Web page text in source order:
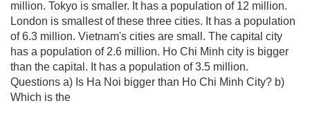
million. Tokyo is smaller. It has a population of 12 million.
London is smallest of these three cities. It has a population
of 6.3 million. Vietnam's cities are small. The capital city
has a population of 2.6 million. Ho Chi Minh city is bigger
than the capital. It has a population of 3.5 million.
Questions a) Is Ha Noi bigger than Ho Chi Minh City? b)
Which is the